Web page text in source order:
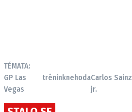
TÉMATA:
GP Las
Vegas
tréninknehodaCarlos Sainz
jr.